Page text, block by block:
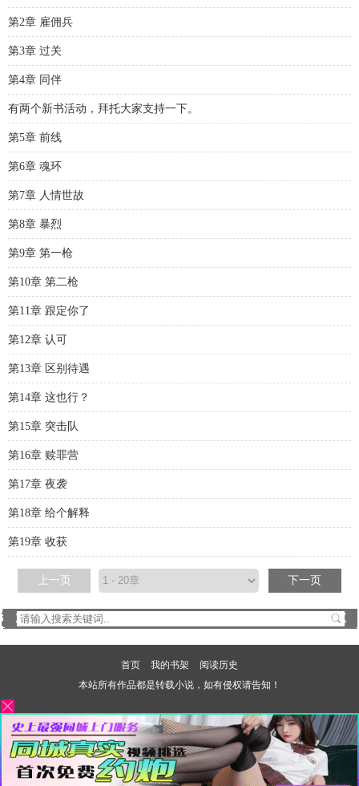
第2章 雇佣兵
第3章 过关
第4章 同伴
有两个新书活动，拜托大家支持一下。
第5章 前线
第6章 魂环
第7章 人情世故
第8章 暴烈
第9章 第一枪
第10章 第二枪
第11章 跟定你了
第12章 认可
第13章 区别待遇
第14章 这也行？
第15章 突击队
第16章 赎罪营
第17章 夜袭
第18章 给个解释
第19章 收获
上一页 下一页
首页 我的书架
阅读历史
本站所有作品都是转载小说，如有侵权请告知！